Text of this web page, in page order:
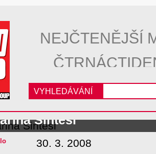
NEJČTENĚJŠÍ
VYHLEDÁVÁNÍ
Sintesi
30. 3. 2008